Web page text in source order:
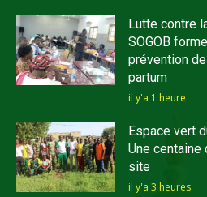
Lutte contre
SOGOB
prévention
partum
il y'a 1 heure
Espace vert
Une
site
il y'a 3 heures